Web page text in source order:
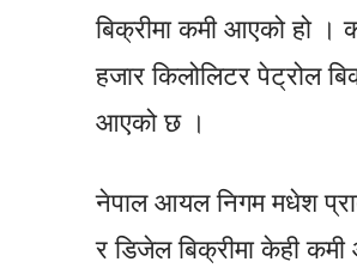
बिक्रीमा कमी आएको हो ।
हजार किलोलिटर पेट्रोल
आएको छ ।
नेपाल आयल निगम मधेश
र डिजेल बिक्रीमा केही